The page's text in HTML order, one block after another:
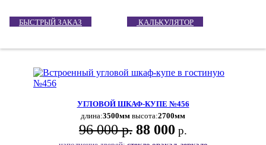
БЫСТРЫЙ ЗАКАЗ КАЛЬКУЛЯТОР
УГЛОВОЙ ШКАФ-КУПЕ №456
длина:3500мм высота:2700мм
96 000 р. 88 000 р.